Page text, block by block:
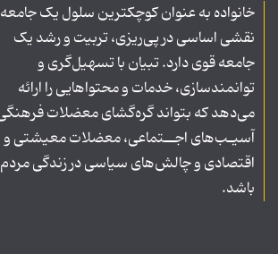
خانواده به عنوان کوچکترین سلول یک جامعه
نقشی اساسی در پی‌ریزی، تربیت و رشد یک
جامعه قوی دارد. تبیان با تسهیل‌گری و
توانمندسازی، خدمات و محتواهایی را ارائه
می‌دهد که بتواند گره‌گشای معضلات
آسیـب‌های اجــتماعی، معضلات معیشتی و
اقتصادی و چالش‌های سیاسی در زندگی مردم
باشد.